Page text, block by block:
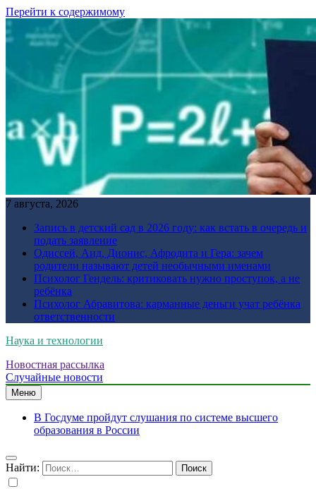
Перейти к содержимому
7 августа, 2026
Запись в детский сад в 2026 году: как встать в очередь и
подать заявление
Одиссей, Аид, Дионис, Афродита и Гера: зачем
родители называют детей необычными именами
Психолог Гендель: критиковать нужно проступок, а не
ребёнка
Психолог Абравитова: карманные деньги учат ребёнка
ответственности
Наука и технологии
Новостная рассылка
Случайные новости
Меню
В Госдуме пройдут слушания по системе высшего
образования в России
Найти: